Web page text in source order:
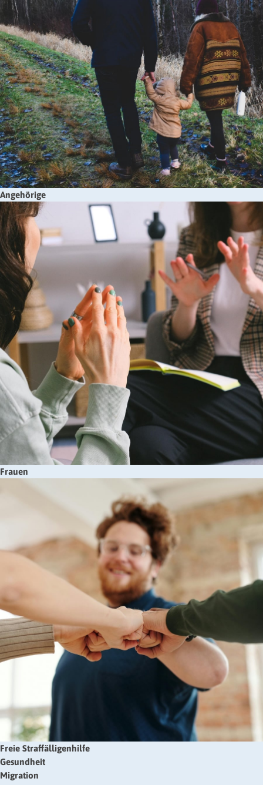
Angehörige
Frauen
Freie Straffälligenhilfe
Gesundheit
Migration